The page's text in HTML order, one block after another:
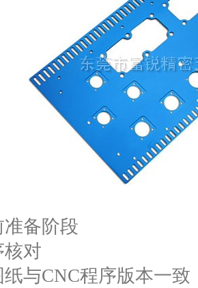
备阶段
核对
与CNC程序版本一